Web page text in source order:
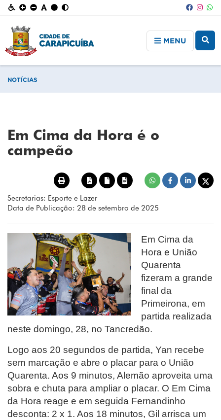
MENU
NOTÍCIAS
Em Cima da Hora é o
campeão
Secretarias: Esporte e Lazer
Data de Publicação: 28 de setembro de 2025
Em Cima da
Hora e União
Quarenta
fizeram a grande
final da
Primeirona, em
partida realizada
neste domingo, 28, no Tancredão.
Logo aos 20 segundos de partida, Yan recebe
sem marcação e abre o placar para o União
Quarenta. Aos 9 minutos, Alemão aproveita uma
sobra e chuta para ampliar o placar. O Em Cima
da Hora reage e em seguida Fernandinho
desconta: 2 x 1. Aos 18 minutos, Gil arrisca um